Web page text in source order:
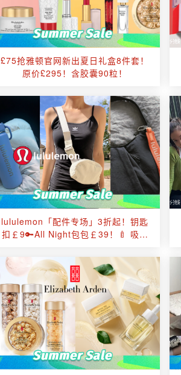
£75抢雅顿官网新出夏日礼盒8件套！
原价£295！含胶囊90粒！
lululemon「配件专场」3折起！钥匙
扣￡9🔑All Night包包￡39！🍼 吸管